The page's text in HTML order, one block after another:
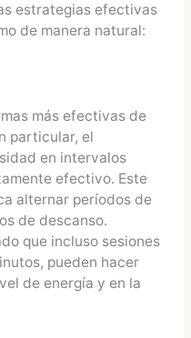
estrategias efectivas
de manera natural:
más efectivas de
particular, el
en intervalos
efectivo. Este
alternar períodos de
de descanso.
que incluso sesiones
pueden hacer
de energía y en la